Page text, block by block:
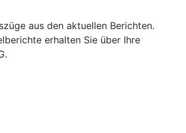
aus den aktuellen Berichten.
erhalten Sie über Ihre